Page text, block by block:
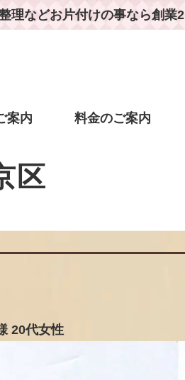
理などお片付けの事なら創業
案内 料金のご案内
区
20代女性